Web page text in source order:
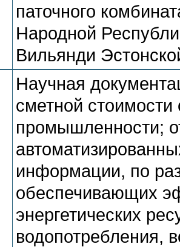
паточного
Народной
Вильянди
Научная
сметной
промышленности;
информации, по
обеспечивающих
энергетических
водопотребления,